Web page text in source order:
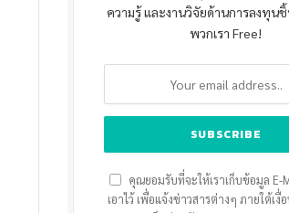
ความรู้ และงานวิจัยด้านการลงทุน
พวกเรา Free!
คุณยอมรับที่จะให้เราเก็บข้อมูล
เอาไว้ เพื่อแจ้งข่าวสารต่างๆ ภายใต้เงื่